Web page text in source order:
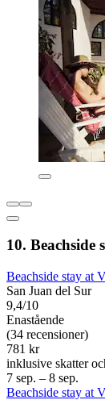
10. Beachside
Beachside stay at
San Juan del Sur
9,4/10
Enastående
(34 recensioner)
781 kr
inklusive skatter
7 sep. – 8 sep.
Beachside stay at